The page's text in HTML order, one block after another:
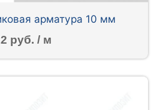
арматура 10 мм
руб. / м